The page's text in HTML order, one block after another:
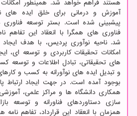
هستند فراهم خواهد شد. همینطور امکانات
آموزش و درمانی برای خلق ایده های
پیشبینی شده است. بستر توسعه
فناوری های همگرا با انعقاد این تفاهم
شد. ناحیه نوآوری پردیس، با هدف
امکانات تحقیقات کاربردی و توسعه ای،
های تحقیقاتی، تبادل اطلاعات و توسعه
و تبدیل ایده های نوآورانه به کسب و
بوجود آمده است. در جهت ایجاد ارتباط
همکاری دانشگاه ها و مراکز علمی،
سازی دستاوردهای فناورانه و توسعه
همزمان با انعقاد این قرارداد، تفاهم